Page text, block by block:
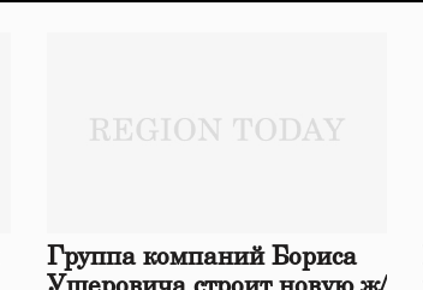
Группа компаний Бориса